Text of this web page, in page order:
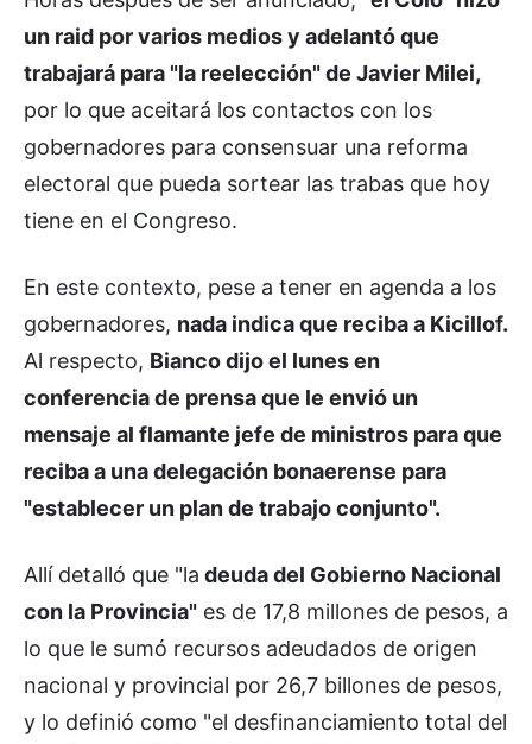
un raid por varios medios y adelantó que
trabajará para "la reelección" de Javier Milei,
por lo que aceitará los contactos con los
gobernadores para consensuar una reforma
electoral que pueda sortear las trabas que hoy
tiene en el Congreso.
En este contexto, pese a tener en agenda a los
gobernadores, nada indica que reciba a Kicillof.
Al respecto, Bianco dijo el lunes en
conferencia de prensa que le envió un
mensaje al flamante jefe de ministros para que
reciba a una delegación bonaerense para
"establecer un plan de trabajo conjunto".
Allí detalló que "la deuda del Gobierno Nacional
con la Provincia" es de 17,8 millones de pesos, a
lo que le sumó recursos adeudados de origen
nacional y provincial por 26,7 billones de pesos,
y lo definió como "el desfinanciamiento total del